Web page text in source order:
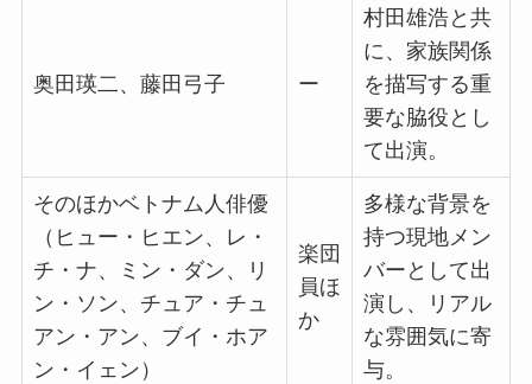
奥田瑛二、藤田弓子 ー
村田雄浩と共
に、家族関係
を描写する重
要な脇役とし
て出演。
そのほかベトナム人俳優
（ヒュー・ヒエン、レ・
チ・ナ、ミン・ダン、リ
ン・ソン、チュア・チュ
アン・アン、ブイ・ホア
ン・イェン）
楽団
員ほ
か
多様な背景を
持つ現地メン
バーとして出
演し、リアル
な雰囲気に寄
与。